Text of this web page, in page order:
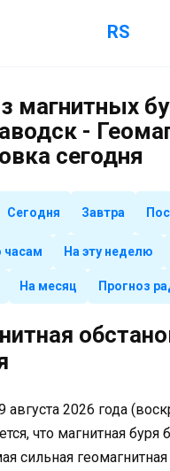
RS
магнитных
-
сегодня
Сегодня Завтра
часам На эту неделю
На месяц Прогноз
августа 2026 года
что магнитная буря
сильная